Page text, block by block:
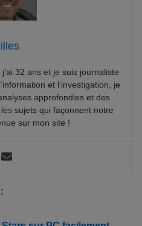
32 ans et je suis journaliste
et l’investigation, je
approfondies et des
sujets qui façonnent notre
sur mon site !